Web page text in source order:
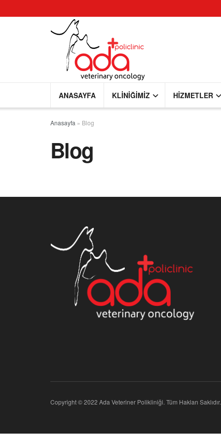
ANASAYFA KLINIĞIMIZ HIZMETLER
Anasayfa » Blog
Blog
Copyright © 2022 Ada Veteriner Polikliniği. Tüm Hakları Saklıdır.